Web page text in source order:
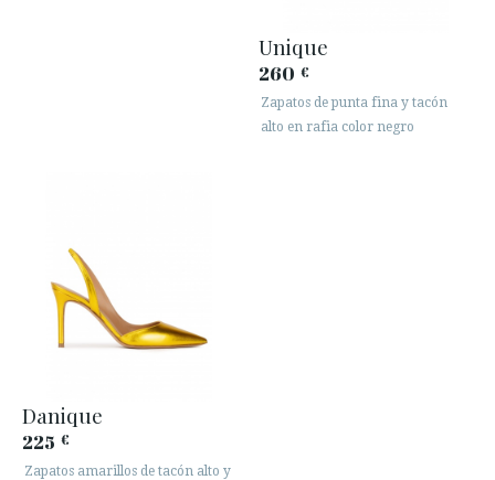
Unique
260 €
Zapatos de punta fina y tacón
alto en rafia color negro
Danique
225 €
Zapatos amarillos de tacón alto y